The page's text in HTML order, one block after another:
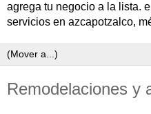
agrega tu negocio a la lista.
servicios en azcapotzalco,
Remodelaciones y